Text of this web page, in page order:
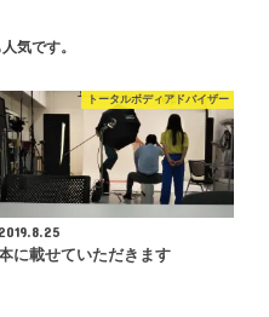
気です。
トータルボディアドバイザー
2019.8.25
に載せていただきます